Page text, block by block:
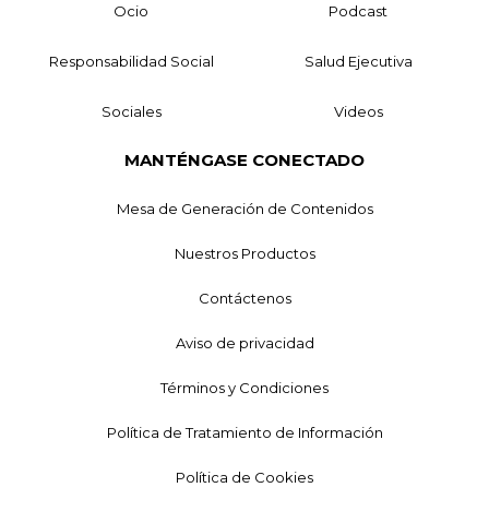
Ocio Podcast
Responsabilidad Social Salud Ejecutiva
Sociales Videos
MANTÉNGASE CONECTADO
Mesa de Generación de Contenidos
Nuestros Productos
Contáctenos
Aviso de privacidad
Términos y Condiciones
Política de Tratamiento de Información
Política de Cookies